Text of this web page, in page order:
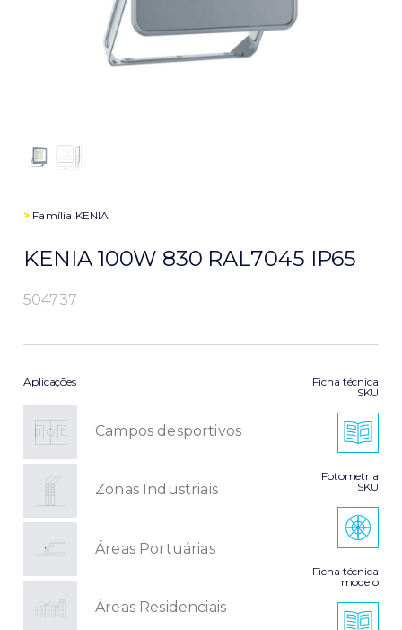
> Família KENIA
KENIA 100W 830 RAL7045 IP65
504737
Aplicações
Campos desportivos
Zonas Industriais
Áreas Portuárias
Áreas Residenciais
Ficha técnica
SKU
Fotometria
SKU
Ficha técnica
modelo